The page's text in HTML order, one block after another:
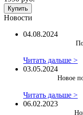
Купить
Новости
04.08.2024
Читать дальше >
03.05.2024
Новое
Читать дальше >
06.02.2023